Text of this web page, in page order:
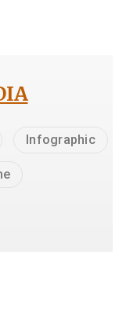
Infographic